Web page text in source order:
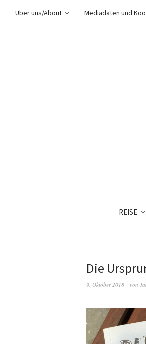
Über uns/About Mediadaten und
REISE
Die
9. Oktober 2018 von